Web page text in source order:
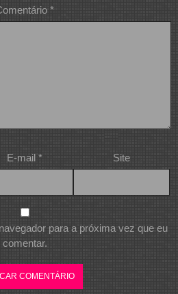
*
E-mail * Site
para a próxima vez que eu
comentar.